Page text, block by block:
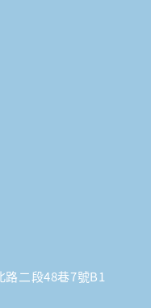
路二段48巷7號B1